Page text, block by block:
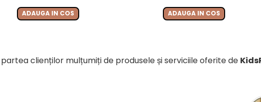
ADAUGA IN COS ADAUGA IN COS
partea clienților mulțumiți de produsele și serviciile oferite de